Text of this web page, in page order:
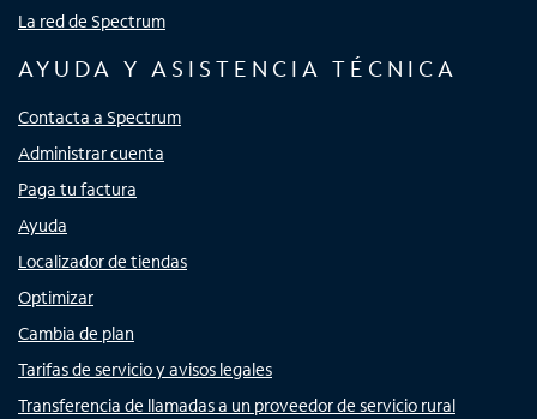
La red de Spectrum
AYUDA Y ASISTENCIA TÉCNICA
Contacta a Spectrum
Administrar cuenta
Paga tu factura
Ayuda
Localizador de tiendas
Optimizar
Cambia de plan
Tarifas de servicio y avisos legales
Transferencia de llamadas a un proveedor de servicio rural